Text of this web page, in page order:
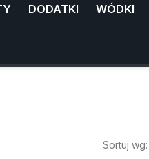
DODATKI WÓDKI
Sortuj wg: